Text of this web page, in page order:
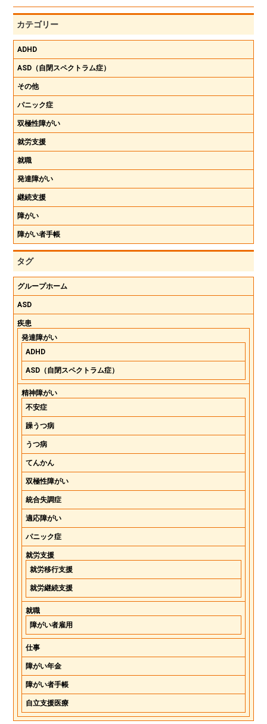
カテゴリー
ADHD
ASD（自閉スペクトラム症）
その他
パニック症
双極性障がい
就労支援
就職
発達障がい
継続支援
障がい
障がい者手帳
タグ
グループホーム
ASD
疾患
発達障がい
ADHD
ASD（自閉スペクトラム症）
精神障がい
不安症
躁うつ病
うつ病
てんかん
双極性障がい
統合失調症
適応障がい
パニック症
就労支援
就労移行支援
就労継続支援
就職
障がい者雇用
仕事
障がい年金
障がい者手帳
自立支援医療